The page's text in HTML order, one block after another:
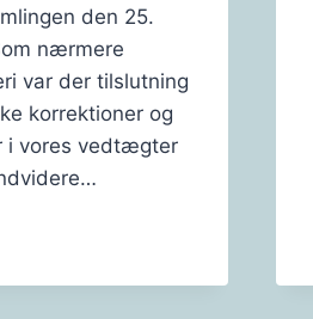
den 25.
nærmere
var der tilslutning
korrektioner og
i vores vedtægter